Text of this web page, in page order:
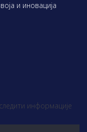
и иновација
информације